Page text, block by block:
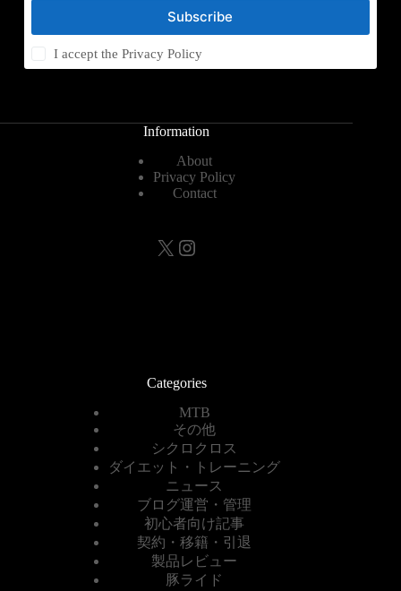
Subscribe
I accept thePrivacy Policy
Information
About
Privacy Policy
Contact
X Instagram
Categories
MTB
その他
シクロクロス
ダイエット・トレーニング
ニュース
ブログ運営・管理
初心者向け記事
契約・移籍・引退
製品レビュー
豚ライド